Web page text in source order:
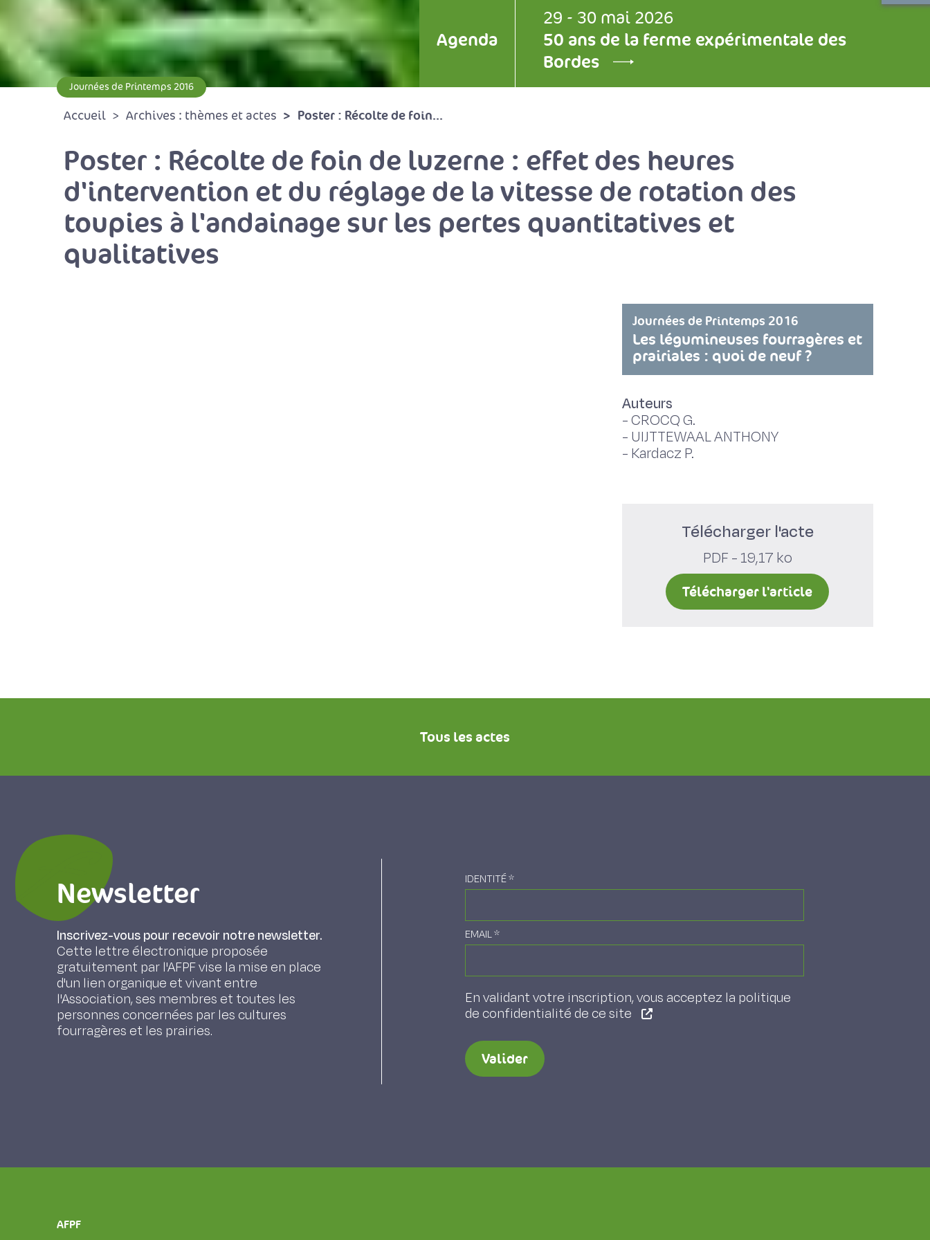
Agenda
29 - 30 mai 2026
50 ans de la ferme expérimentale des
Bordes
Journées de Printemps 2016
Accueil Archives : thèmes et actes Poster : Récolte de foin...
Poster : Récolte de foin de luzerne : effet des heures
d'intervention et du réglage de la vitesse de rotation des
toupies à l'andainage sur les pertes quantitatives et
qualitatives
Journées de Printemps 2016
Les légumineuses fourragères et
prairiales : quoi de neuf ?
Auteurs
-CROCQ G.
- UIJTTEWAAL ANTHONY
- Kardacz P.
Télécharger l'acte
PDF - 19,17 ko
Télécharger l'article
Tous les actes
Newsletter
Inscrivez-vous pour recevoir notre newsletter.
Cette lettre électronique proposée
gratuitement par l'AFPF vise la mise en place
d'un lien organique et vivant entre
l'Association, ses membres et toutes les
personnes concernées par les cultures
fourragères et les prairies.
IDENTITÉ*
EMAIL*
En validant votre inscription, vous acceptez la politique
de confidentialité de ce site
Valider
AFPF